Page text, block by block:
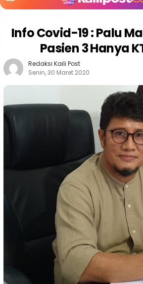
Mobile
Info Covid-19 : Palu
Pasien 3 Hanya
Redaksi Kaili Post
Senin, 30 Maret 2020